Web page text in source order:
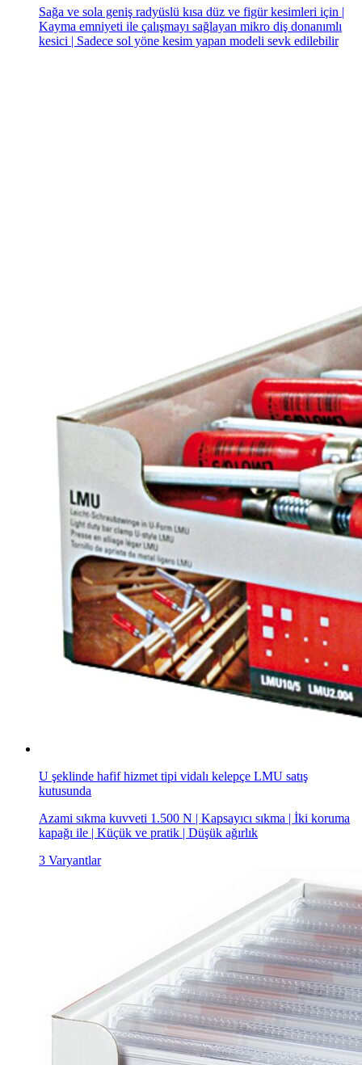
Sağa ve sola geniş radyüslü kısa düz ve figür kesimleri için |
Kayma emniyeti ile çalışmayı sağlayan mikro diş donanımlı
kesici | Sadece sol yöne kesim yapan modeli sevk edilebilir
U şeklinde hafif hizmet tipi vidalı kelepçe LMU satış
kutusunda
Azami sıkma kuvveti 1.500 N | Kapsayıcı sıkma | İki koruma
kapağı ile | Küçük ve pratik | Düşük ağırlık
3 Varyantlar